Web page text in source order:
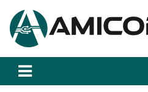
a
Amicopc.com